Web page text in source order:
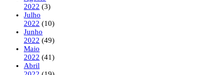
2022 (3)
Julho
2022 (10)
Junho
2022 (49)
Maio
2022 (41)
Abril